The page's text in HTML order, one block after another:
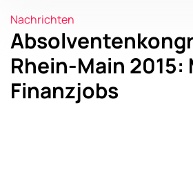
Nachrichten
Rhein-Main 2015:
Finanzjobs